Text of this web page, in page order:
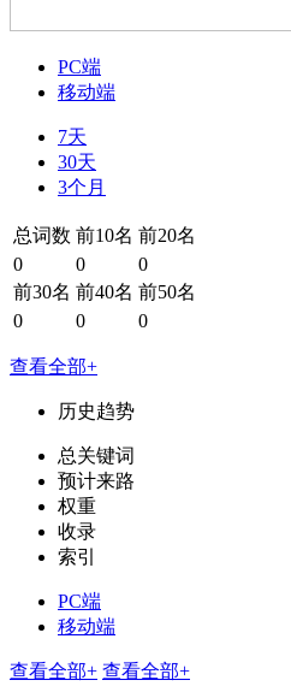
PC端
移动端
7天
30天
3个月
总词数 前10名 前20名
0
0
0
前30名 前40名 前50名
0
0 0
查看全部+
历史趋势
总关键词
预计来路
权重
收录
索引
PC端
移动端
查看全部+ 查看全部+